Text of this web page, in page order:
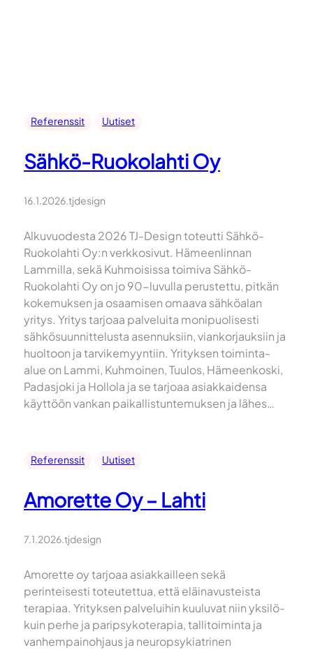
Referenssit Uutiset
Sähkö-Ruokolahti Oy
16.1.2026.tjdesign
Alkuvuodesta 2026 TJ-Design toteutti Sähkö-
Ruokolahti Oy:n verkkosivut. Hämeenlinnan
Lammilla, sekä Kuhmoisissa toimiva Sähkö-
Ruokolahti Oy on jo 90-luvulla perustettu, pitkän
kokemuksen ja osaamisen omaava sähköalan
yritys. Yritys tarjoaa palveluita monipuolisesti
sähkösuunnittelusta asennuksiin, viankorjauksiin ja
huoltoon ja tarvikemyyntiin. Yrityksen toiminta-
alue on Lammi, Kuhmoinen, Tuulos, Hämeenkoski,
Padasjoki ja Hollola ja se tarjoaa asiakkaidensa
käyttöön vankan paikallistuntemuksen ja lähes…
Referenssit Uutiset
Amorette Oy – Lahti
7.1.2026.tjdesign
Amorette oy tarjoaa asiakkailleen sekä
perinteisesti toteutettua, että eläinavusteista
terapiaa. Yrityksen palveluihin kuuluvat niin yksilö-
kuin perhe ja paripsykoterapia, tallitoiminta ja
vanhempainohjaus ja neuropsykiatrinen